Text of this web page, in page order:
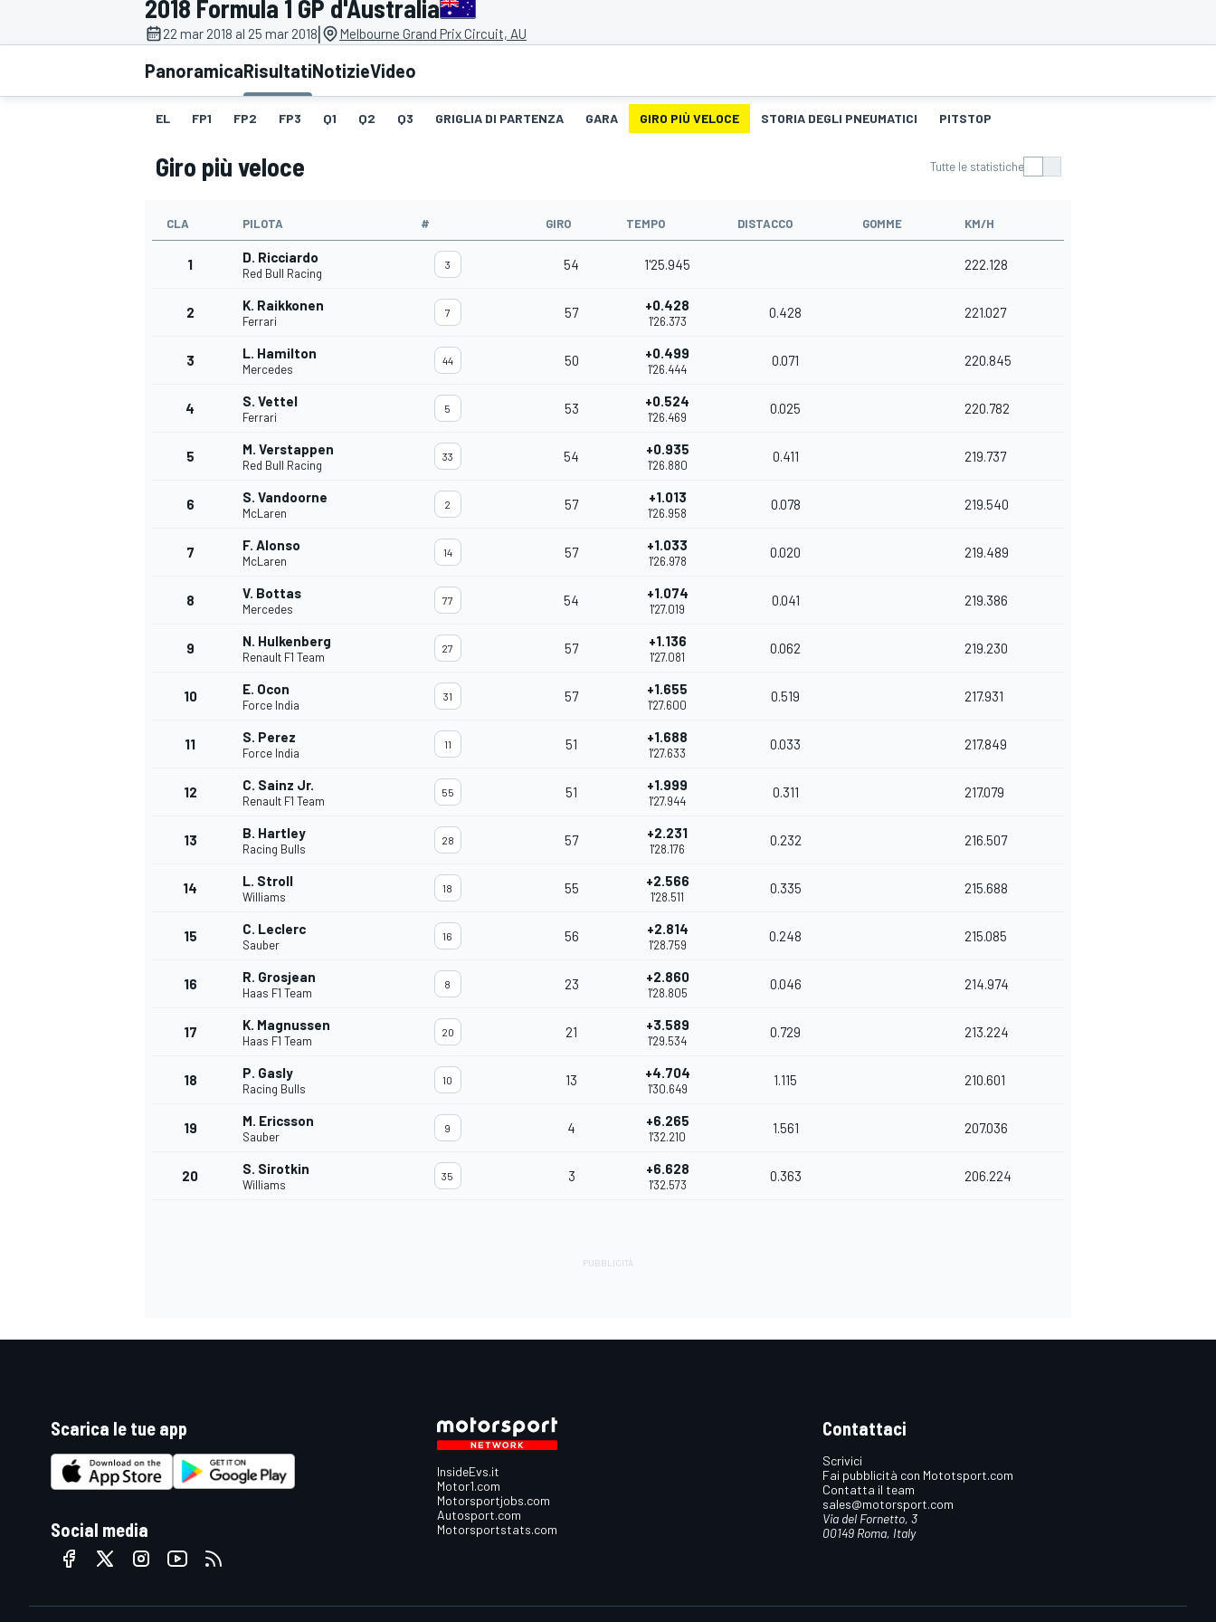
MOTOGP WEC
WRC
MONOPOSTO
ENDURANCE/GT
2018 Formula 1 GP d'Australia
22 mar 2018 al 25 mar 2018| Melbourne Grand Prix Circuit, AU
PanoramicaRisultatiNotizieVideo
EL FP1 FP2 FP3 Q1 Q2 Q3 GRIGLIA DI PARTENZA GARA GIRO PIÙ VELOCE STORIA DEGLI PNEUMATICI PITSTOP
Giro più veloce Tutte le statistiche
CLA PILOTA # GIRO TEMPO DISTACCO GOMME KM/H
1 D. Ricciardo
Red Bull Racing
3 54 1'25.945 222.128
2 K. Raikkonen
Ferrari
7 57 +0.428
1'26.373
0.428 221.027
3 L. Hamilton
Mercedes
44 50 +0.499
1'26.444
0.071 220.845
4 S. Vettel
Ferrari
5 53 +0.524
1'26.469
0.025 220.782
5 M. Verstappen
Red Bull Racing
33 54 +0.935
1'26.880
0.411 219.737
6 S. Vandoorne
McLaren
2 57 +1.013
1'26.958
0.078 219.540
7 F. Alonso
McLaren
14 57 +1.033
1'26.978
0.020 219.489
8 V. Bottas
Mercedes
77 54 +1.074
1'27.019
0.041 219.386
9 N. Hulkenberg
Renault F1 Team
27 57 +1.136
1'27.081
0.062 219.230
10 E. Ocon
Force India
31 57 +1.655
1'27.600
0.519 217.931
11 S. Perez
Force India
11 51 +1.688
1'27.633
0.033 217.849
12 C. Sainz Jr.
Renault F1 Team
55 51 +1.999
1'27.944
0.311 217.079
13 B. Hartley
Racing Bulls
28 57 +2.231
1'28.176
0.232 216.507
14 L. Stroll
Williams
18 55 +2.566
1'28.511
0.335 215.688
15 C. Leclerc
Sauber
16 56 +2.814
1'28.759
0.248 215.085
16 R. Grosjean
Haas F1 Team
8 23 +2.860
1'28.805
0.046 214.974
17 K. Magnussen
Haas F1 Team
20 21 +3.589
1'29.534
0.729 213.224
18 P. Gasly
Racing Bulls
10 13 +4.704
1'30.649
1.115 210.601
19 M. Ericsson
Sauber
9 4 +6.265
1'32.210
1.561 207.036
20 S. Sirotkin
Williams
35 3 +6.628
1'32.573
0.363 206.224
Scarica le tue app
Social media
InsideEvs.it
Motor1.com
Motorsportjobs.com
Autosport.com
Motorsportstats.com
Contattaci
Scrivici
Fai pubblicità con Mototsport.com
Contatta il team
sales@motorsport.com
Via del Fornetto, 3
00149 Roma, Italy